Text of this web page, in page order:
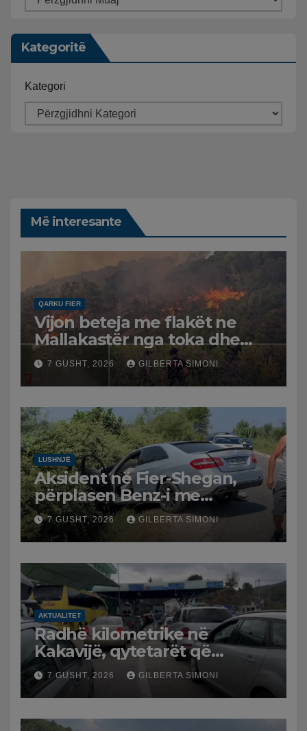
Kategoritë
Kategori
Më interesante
QARKU FIER
Vijon beteja me flakët ne
Mallakastër nga toka dhe
nga ajri me dy helikopterë.
7 GUSHT, 2026 GILBERTA SIMONI
LUSHNJË
Aksident në Fier-Shegan,
përplasen Benz-i me
furgonin, plagoset një i
moshuar
7 GUSHT, 2026 GILBERTA SIMONI
AKTUALITET
Radhë kilometrike në
Kakavijë, qytetarët që
kthehen në Shqipëri
bllokohen në temperatura të
larta, pala greke punon me
ritme të ngadalta
7 GUSHT, 2026 GILBERTA SIMONI